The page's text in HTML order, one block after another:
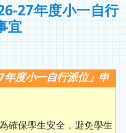
27年度小一自行
宜
度小一自行派位」申
確保學生安全，避免學生